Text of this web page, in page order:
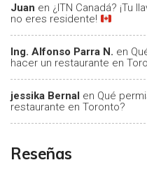
Juan en ¿ITN Canadá? ¡Tu
no eres residente!
Ing. Alfonso Parra N. en
hacer un restaurante en
jessika Bernal en Qué
restaurante en Toronto?
Reseñas